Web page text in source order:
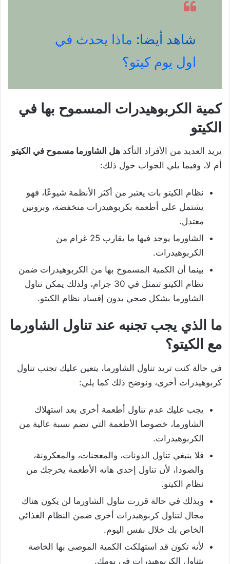
شاهد أيضا: ماذا يحدث في
اول يوم كيتو؟
كمية الكربوهيدرات المسموح بها في
الكيتو
يريد العديد من الأفراد التأكد هل الشاورما مسموح في الكيتو
أم لا، وفيما يلي الجواب حول ذلك:
نظام الكيتو بات يعتبر من أكثر الأنظمة شيوعًا، فهو
يشتمل على أطعمة بكربوهيدرات منخفضة، وبروتين
معتدل.
الشاورما يوجد فيها ما يقارب 25 غرام من
الكربوهيدرات.
بينما أن الكمية المسموح بها من الكربوهيدرات ضمن
نظام الكيتو تتمثل في 30 جرام، ولذلك يمكن تناول
الشاورما بشكل صحي بدون إفساد نظام الكيتو.
ما الذي يجب تجنبه عند تناول الشاورما
مع الكيتو؟
في حالة كنت تريد تناول الشاورما، يتعين عليك تجنب تناول
كربوهيدرات أخرى، ونوضح ذلك كما يلي:
يجب عليك عدم تناول أطعمة أخرى بعد استهلاك
الشاورما، خصوصا الأطعمة التي تضم نسبة عالية من
الكربوهيدرات.
فلا ينبغي تناول الدونات، والمعجنات، والمعكرونة،
والصودا، لأن تناول إحدى هاته الأطعمة يخرجك من
نظام الكيتو.
وبذلك في حالة قررت تناول الشاورما لن يكون هناك
مجال لتناول كربوهيدرات أخرى ضمن النظام الغذائي
الخاص بك خلال نفس اليوم.
لأنه تكون قد استهلكت الكمية الموصى بها الخاصة
بتناول الكربوهيدرات في يومك.